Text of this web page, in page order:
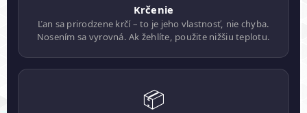
Krčenie
Ľan sa prirodzene krčí – to je jeho vlastnosť, nie chyba.
Nosením sa vyrovná. Ak žehlíte, použite nižšiu teplotu.
📦